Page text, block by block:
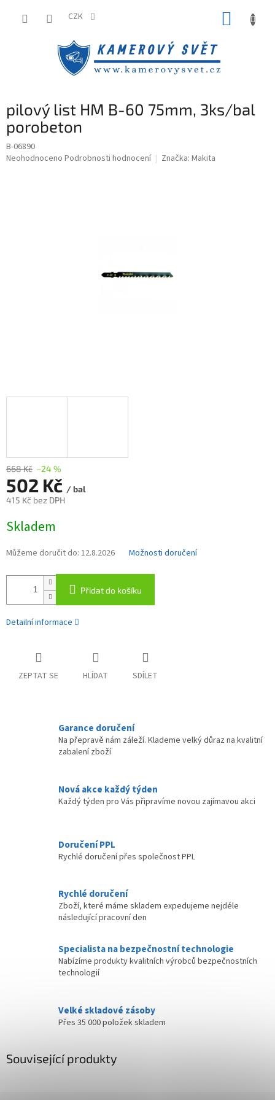
CZK
pilový list HM B-60 75mm, 3ks/bal
porobeton
B-06890
Průměrné
Neohodnoceno Podrobnosti hodnocení Značka: Makita
668 Kč –24 %
502 Kč / bal
415 Kč bez DPH
cena:
Skladem
Můžeme doručit do: 12.8.2026 Možnosti doručení
Přidat do košíku
Detailní informace
ZEPTAT SE HLÍDAT SDÍLET
Garance doručení
Na přepravě nám záleží. Klademe velký důraz na kvalitní
zabalení zboží
Nová akce každý týden
Každý týden pro Vás připravíme novou zajímavou akci
Doručení PPL
Rychlé doručení přes společnost PPL
Rychlé doručení
Zboží, které máme skladem expedujeme nejdéle
následující pracovní den
Specialista na bezpečnostní technologie
Nabízíme produkty kvalitních výrobců bezpečnostních
technologií
Velké skladové zásoby
Přes 35 000 položek skladem
Související produkty